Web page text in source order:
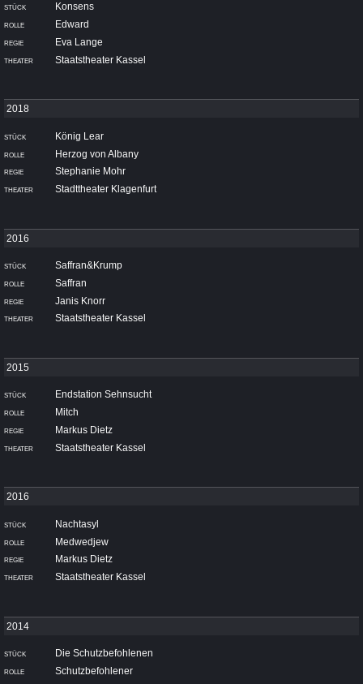
Konsens
Edward
Eva Lange
Staatstheater Kassel
König Lear
Herzog von Albany
Stephanie Mohr
Stadttheater Klagenfurt
Saffran&Krump
Saffran
Janis Knorr
Staatstheater Kassel
Endstation Sehnsucht
Mitch
Markus Dietz
Staatstheater Kassel
Nachtasyl
Medwedjew
Markus Dietz
Staatstheater Kassel
Die Schutzbefohlenen
Schutzbefohlener